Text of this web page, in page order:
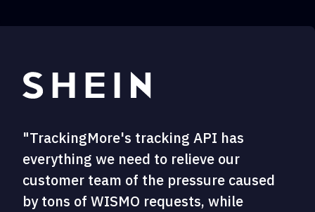
"TrackingMore's tracking API has
everything we need to relieve our
customer team of the pressure caused
by tons of WISMO requests, while